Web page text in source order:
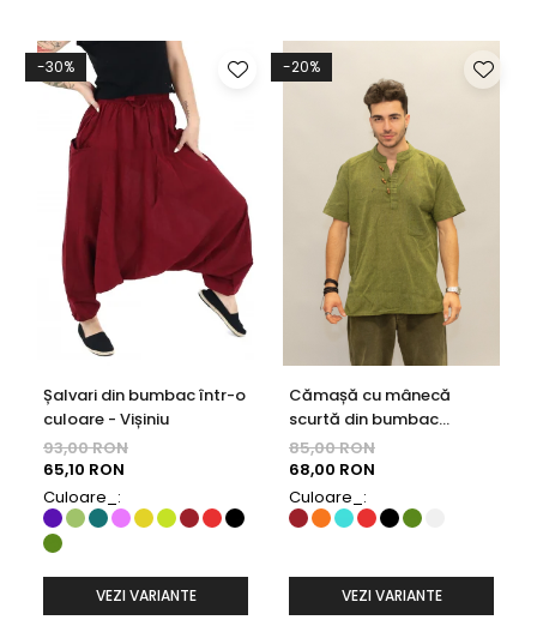
-30%
Șalvari din bumbac într-o
culoare - Vișiniu
93,00 RON
65,10 RON
Culoare_:
VEZI VARIANTE
-20%
Cămașă cu mânecă
scurtă din bumbac
regulat fit cu nasturi din
lemn - Verde
85,00 RON
68,00 RON
Culoare_:
VEZI VARIANTE